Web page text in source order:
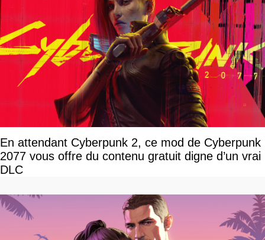
En attendant Cyberpunk 2, ce mod de Cyberpunk
2077 vous offre du contenu gratuit digne d’un vrai
DLC